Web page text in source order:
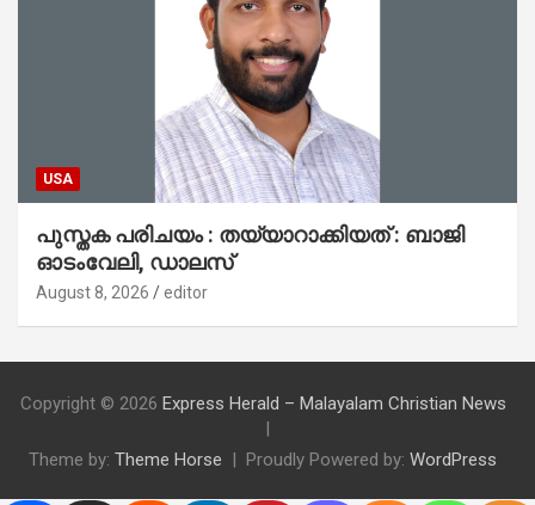
USA
പുസ്തക പരിചയം : തയ്യാറാക്കിയത് : ബാജി
ഓടംവേലി, ഡാലസ്
August 8, 2026 editor
Copyright © 2026 Express Herald – Malayalam Christian News
Theme by: Theme Horse Proudly Powered by: WordPress